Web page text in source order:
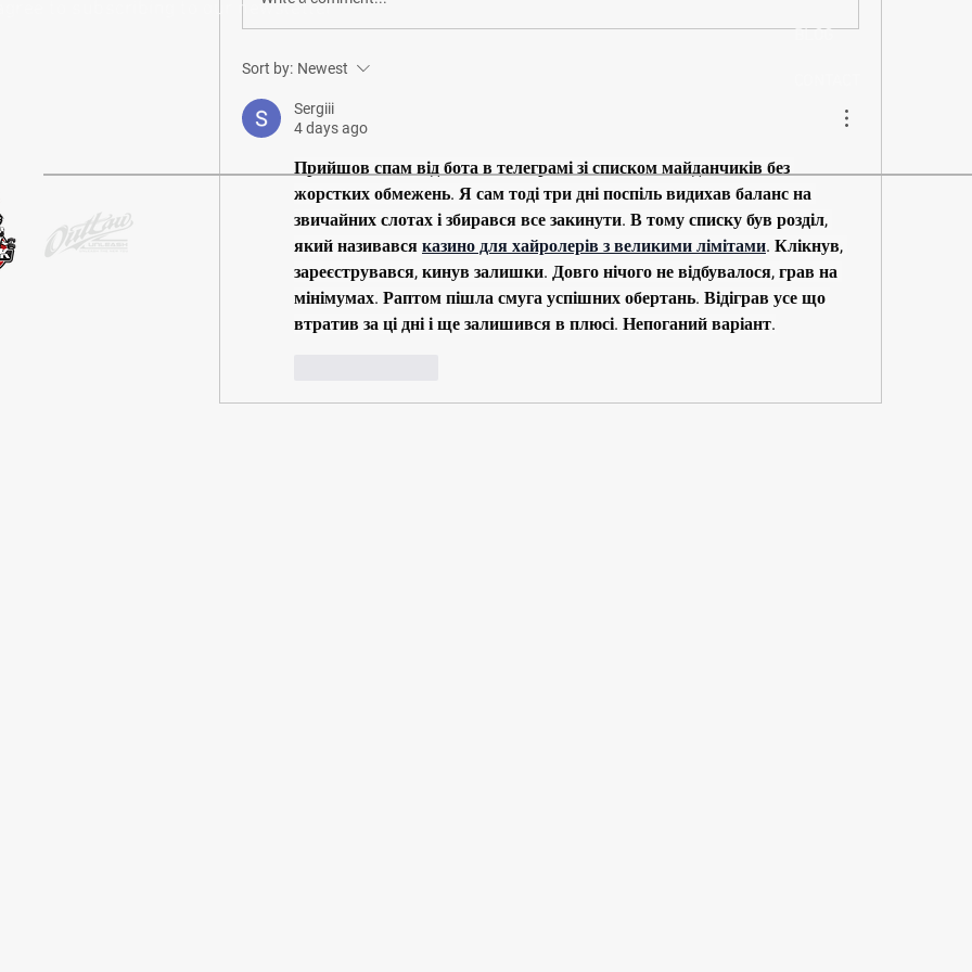
Sort by: Newest
Sergiii
4 days ago
Прийшов спам від бота в телеграмі зі списком майданчиків без
жорстких обмежень. Я сам тоді три дні поспіль видихав баланс на
звичайних слотах і збирався все закинути. В тому списку був розділ,
який називався казино для хайролерів з великими лімітами. Клікнув,
зареєструвався, кинув залишки. Довго нічого не відбувалося, грав на
мінімумах. Раптом пішла смуга успішних обертань. Відіграв усе що
втратив за ці дні і ще залишився в плюсі. Непоганий варіант.
to subscribing to our newsletter
BLOG